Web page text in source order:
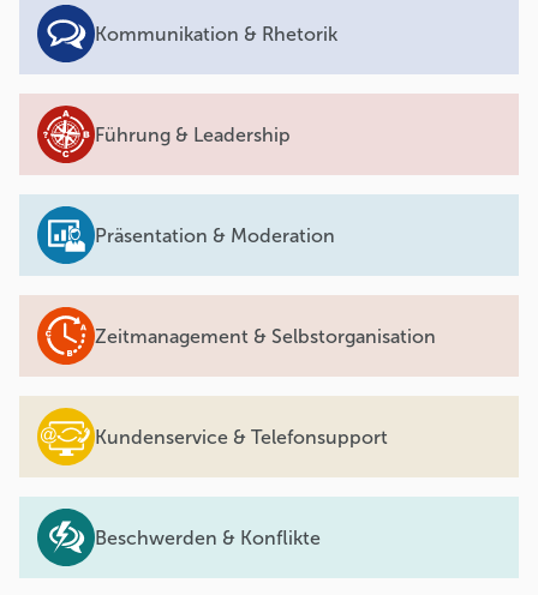
Kommunikation & Rhetorik
Führung & Leadership
Präsentation & Moderation
Zeitmanagement & Selbstorganisation
Kundenservice & Telefonsupport
Beschwerden & Konflikte